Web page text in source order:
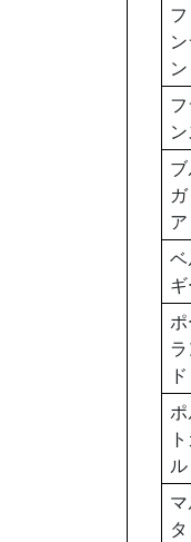
フ
ガ
ア
ド
ル
タ